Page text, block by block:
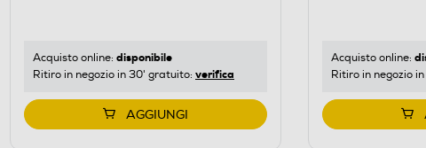
Acquisto online: disponibile
Ritiro in negozio in 30' gratuito: verifica
AGGIUNGI
Acquisto online:
Ritiro in negozio